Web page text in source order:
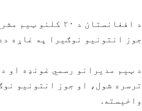
د افغانستان د
جوز انتونیو نوګیرا په غاړه ده، او ټیم د ۲۰ لوبغاړو په ترکیب سره په
د ټیم مدیرانو رسمي غونډه او
ترسره شول، او جوز انتونیو
واخیسته.